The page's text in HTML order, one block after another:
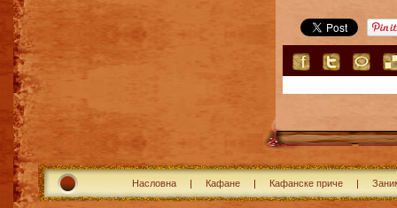
Насловна Кафане Кафанске приче